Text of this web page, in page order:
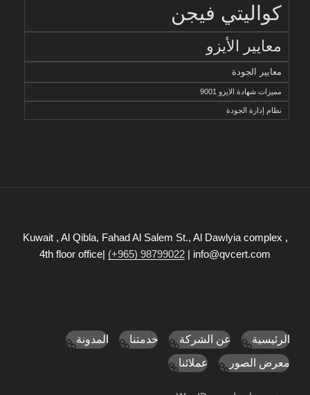
كواليتي فيجن
معايير الأيزو
معايير الجودة
مميزات شهادة الايزو 9001
نظام إدارة الجودة
Kuwait , Al Qibla, Fahad Al Salem St., Al Dawlyia complex ,
4th floor office| (+965) 98799022 | info@qvcert.com
الرئيسية عن الشركة خدمتنا
المدونة
معرض الصور
عملائنا